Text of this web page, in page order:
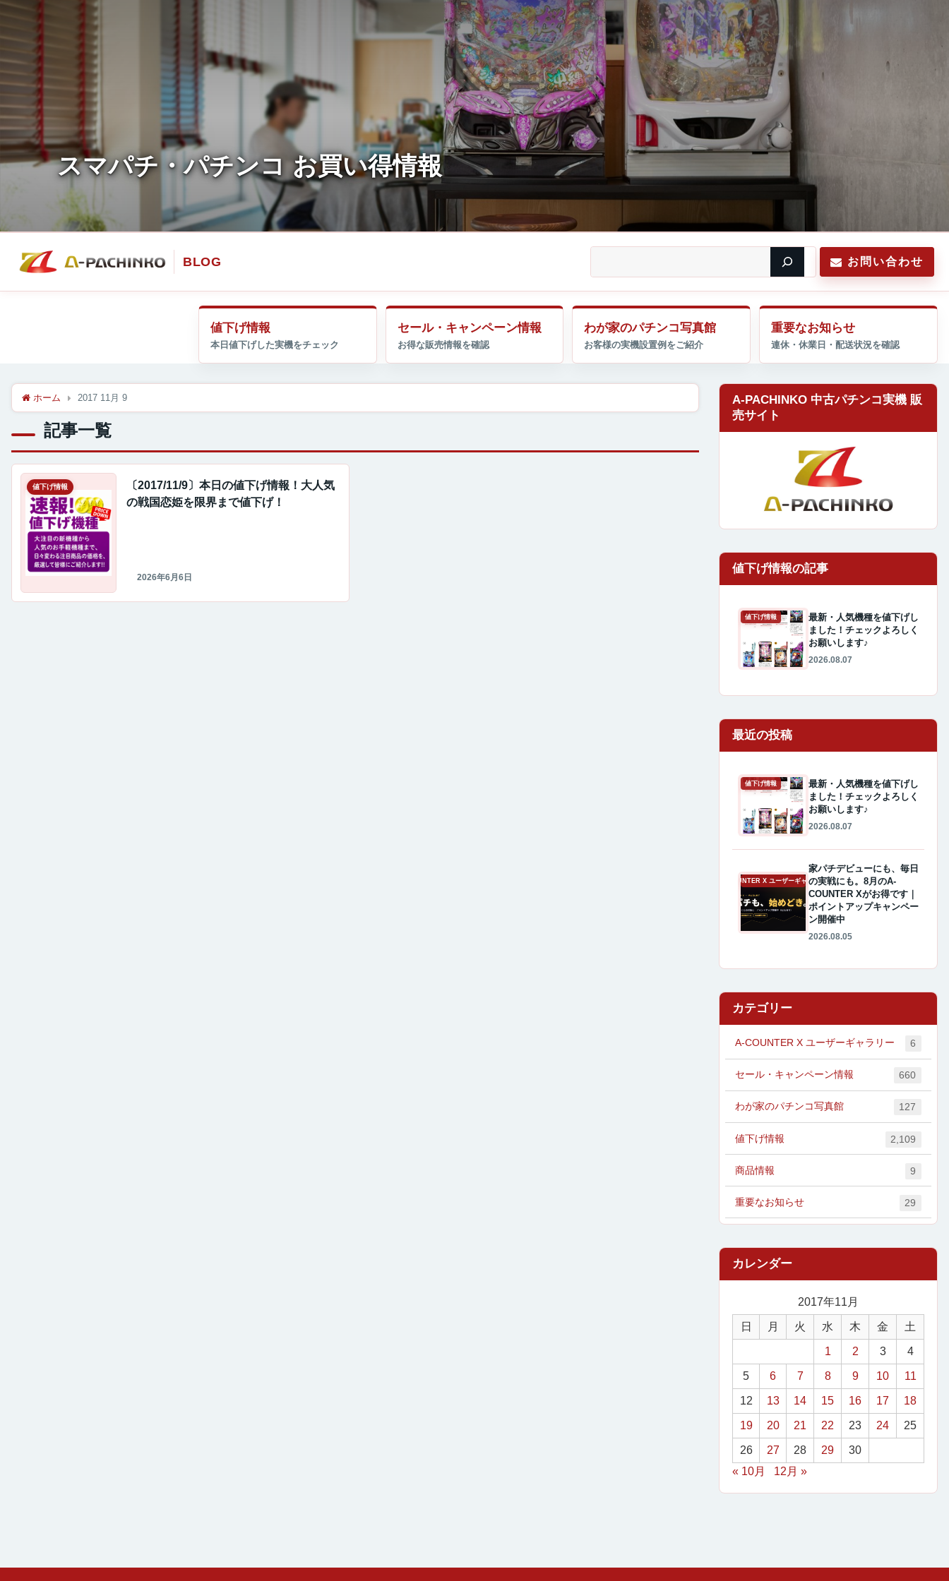
お問い合わせ
値下げ情報 セール・キャンペーン情報 わが家のパチンコ写真館 重要なお知らせ
ホーム 2017 11月 9
記事一覧
値下げ情報
〔2017/11/9〕本日の値下げ情報！大人気
の戦国恋姫を限界まで値下げ！
2026年6月6日
A-PACHINKO 中古パチンコ実機 販
売サイト
値下げ情報
最新・人気機種を値下げし
ました！チェックよろしく
お願いします♪
2026.08.07
最近の投稿
値下げ情報
最新・人気機種を値下げし
ました！チェックよろしく
お願いします♪
2026.08.07
A-COUNTER X ユーザーギャラリー
家パチデビューにも、毎日
の実戦にも。8月のA-
COUNTER Xがお得です｜
ポイントアップキャンペー
ン開催中
2026.08.05
カテゴリー
A-COUNTER X ユーザーギャラリー 6
セール・キャンペーン情報 660
わが家のパチンコ写真館 127
値下げ情報 2,109
商品情報 9
重要なお知らせ 29
2017年11月
日 月 火 水 木 金 土
1 2 3 4
5 6 7 8 9 10 11
12 13 14 15 16 17 18
19 20 21 22 23 24 25
26 27 28 29
30
« 10月
12月 »